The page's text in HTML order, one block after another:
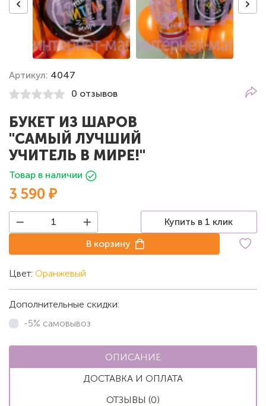
Артикул: 4047
0 отзывов
БУКЕТ ИЗ ШАРОВ
"САМЫЙ ЛУЧШИЙ
УЧИТЕЛЬ В МИРЕ!"
Товар в наличии
3 590 ₽
Купить в 1 клик
В корзину
Цвет: Оранжевый
Дополнительные скидки:
-5% самовывоз
ОПИСАНИЕ
ДОСТАВКА И ОПЛАТА
ОТЗЫВЫ (0)